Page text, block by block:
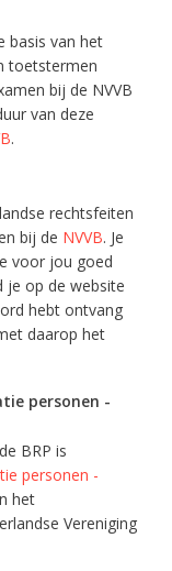
basis van het
toetstermen
bij de NVVB
van deze
.
rechtsfeiten
bij de NVVB. Je
voor jou goed
je op de website
hebt ontvang
daarop het
personen -
BRP is
personen -
het
Vereniging